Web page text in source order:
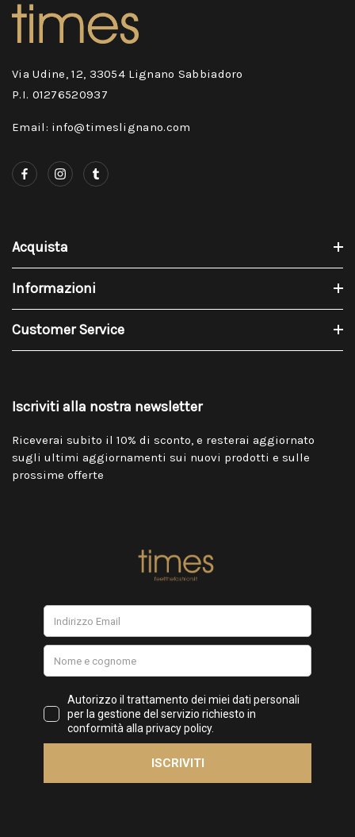
Via Udine, 12, 33054 Lignano Sabbiadoro
P.I. 01276520937
Email: info@timeslignano.com
Acquista
Informazioni
Customer Service
Iscriviti alla nostra newsletter
Riceverai subito il 10% di sconto, e resterai aggiornato
sugli ultimi aggiornamenti sui nuovi prodotti e sulle
prossime offerte